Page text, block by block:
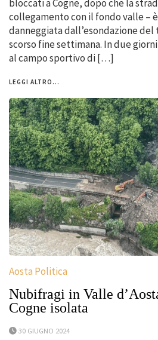
bloccati a Cogne, dopo che la
collegamento con il fondo valle –
danneggiata dall’esondazione del
scorso fine settimana. In due
al campo sportivo di […]
LEGGI ALTRO...
Aosta Politica
Nubifragi in Valle
Cogne isolata
30 GIUGNO 2024